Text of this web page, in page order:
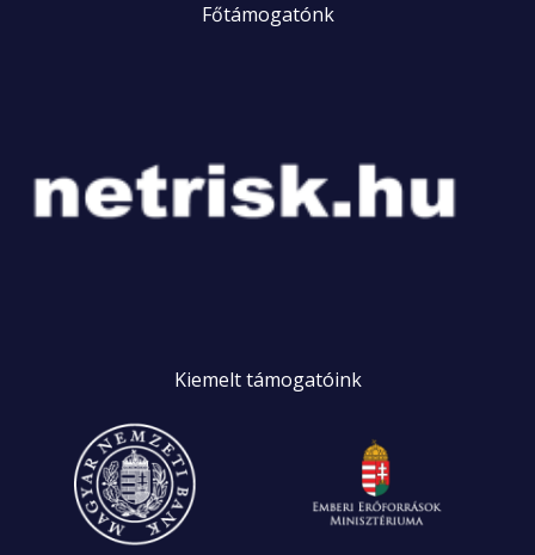
Főtámogatónk
Kiemelttámogatóink